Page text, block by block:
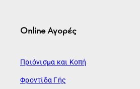
Online Αγορές
Πριόνισμα και Κοπή
Φροντίδα Γής